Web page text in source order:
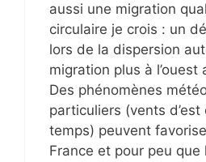
aussi une migration
circulaire je crois : un
lors de la dispersion
migration plus à l’ouest
Des phénomènes
particuliers (vents d’est
temps) peuvent
France et pour peu